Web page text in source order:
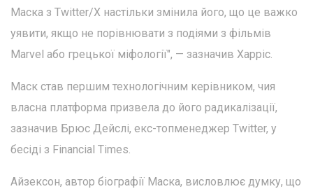
Маска з Twitter/X настільки змінила його, що це важко
уявити, якщо не порівнювати з подіями з фільмів
Marvel або грецької міфології", — зазначив Харріс.
Маск став першим технологічним керівником, чия
власна платформа призвела до його радикалізації,
зазначив Брюс Дейслі, екс-топменеджер Twitter, у
бесіді з Financial Times.
Айзексон, автор біографії Маска, висловлює думку, що